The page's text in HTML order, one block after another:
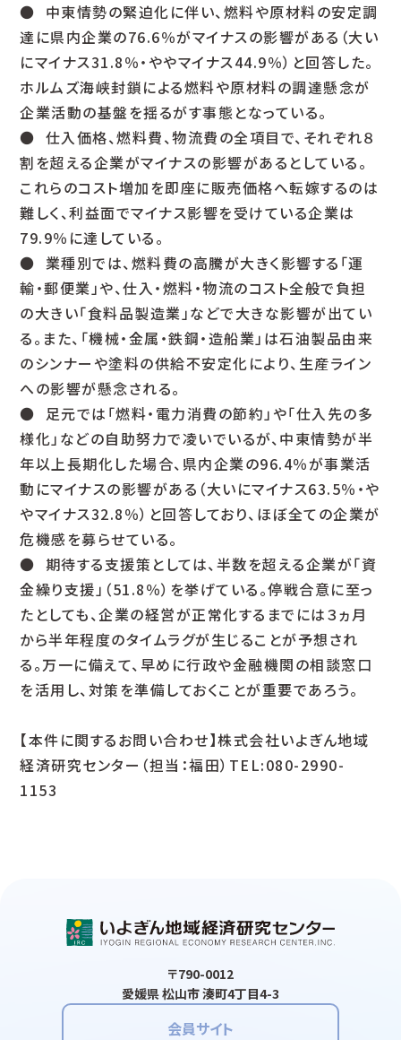
● 中東情勢の緊迫化に伴い、燃料や原材料の安定調
達に県内企業の76.6％がマイナスの影響がある（大い
にマイナス31.8％・ややマイナス44.9％）と回答した。
ホルムズ海峡封鎖による燃料や原材料の調達懸念が
企業活動の基盤を揺るがす事態となっている。
● 仕入価格、燃料費、物流費の全項目で、それぞれ８
割を超える企業がマイナスの影響があるとしている。
これらのコスト増加を即座に販売価格へ転嫁するのは
難しく、利益面でマイナス影響を受けている企業は
79.9％に達している。
● 業種別では、燃料費の高騰が大きく影響する「運
輸・郵便業」や、仕入・燃料・物流のコスト全般で負担
の大きい「食料品製造業」などで大きな影響が出てい
る。また、「機械・金属・鉄鋼・造船業」は石油製品由来
のシンナーや塗料の供給不安定化により、生産ライン
への影響が懸念される。
● 足元では「燃料・電力消費の節約」や「仕入先の多
様化」などの自助努力で凌いでいるが、中東情勢が半
年以上長期化した場合、県内企業の96.4％が事業活
動にマイナスの影響がある（大いにマイナス63.5％・や
やマイナス32.8％）と回答しており、ほぼ全ての企業が
危機感を募らせている。
● 期待する支援策としては、半数を超える企業が「資
金繰り支援」（51.8％）を挙げている。停戦合意に至っ
たとしても、企業の経営が正常化するまでには３ヵ月
から半年程度のタイムラグが生じることが予想され
る。万一に備えて、早めに行政や金融機関の相談窓口
を活用し、対策を準備しておくことが重要であろう。
【本件に関するお問い合わせ】株式会社いよぎん地域
経済研究センター（担当：福田）TEL:080-2990-
1153
〒790-0012
愛媛県 松山市 湊町4丁目4-3
会員サイト